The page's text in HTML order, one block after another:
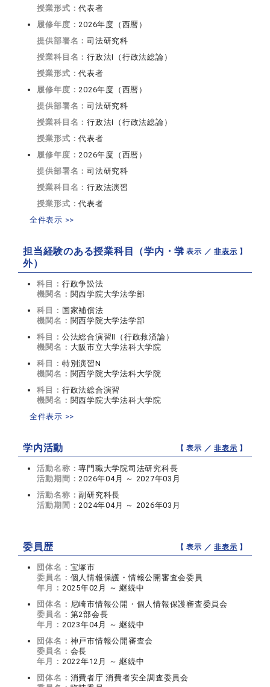
授業形式：代表者
履修年度：2026年度（西暦）
提供部署名：司法研究科
授業科目名：行政法I（行政法総論）
授業形式：代表者
履修年度：2026年度（西暦）
提供部署名：司法研究科
授業科目名：行政法I（行政法総論）
授業形式：代表者
履修年度：2026年度（西暦）
提供部署名：司法研究科
授業科目名：行政法演習
授業形式：代表者
全件表示 >>
担当経験のある授業科目（学内・学
外）
【 表示 ／非表示 】
科目： 行政争訟法
機関名： 関西学院大学法学部
科目： 国家補償法
機関名： 関西学院大学法学部
科目： 公法総合演習Ⅱ（行政救済論）
機関名： 大阪市立大学法科大学院
科目： 特別演習N
機関名： 関西学院大学法科大学院
科目： 行政法総合演習
機関名： 関西学院大学法科大学院
全件表示 >>
学内活動 【 表示 ／非表示 】
活動名称：専門職大学院司法研究科長
活動期間：2026年04月 ～ 2027年03月
活動名称：副研究科長
活動期間：2024年04月 ～ 2026年03月
委員歴 【 表示 ／非表示 】
団体名： 宝塚市
委員名： 個人情報保護・情報公開審査会委員
年月： 2025年02月 ～ 継続中
団体名： 尼崎市情報公開・個人情報保護審査委員会
委員名： 第2部会長
年月： 2023年04月 ～ 継続中
団体名： 神戸市情報公開審査会
委員名： 会長
年月： 2022年12月 ～ 継続中
団体名： 消費者庁 消費者安全調査委員会